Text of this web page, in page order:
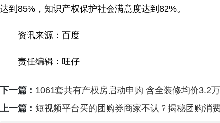
达到85%，知识产权保护社会满意度达到82%。
资讯来源：百度
责任编辑：旺仔
下一篇： 1061套共有产权房启动申购 含全装修均价3.2
上一篇： 短视频平台买的团购券商家不认？揭秘团购消